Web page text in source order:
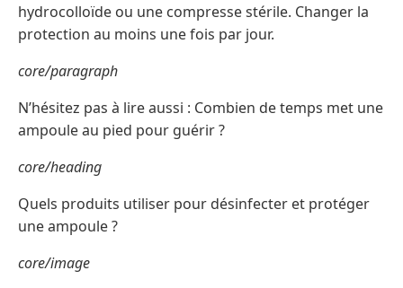
hydrocolloïde ou une compresse stérile. Changer la
protection au moins une fois par jour.
core/paragraph
N’hésitez pas à lire aussi : Combien de temps met une
ampoule au pied pour guérir ?
core/heading
Quels produits utiliser pour désinfecter et protéger
une ampoule ?
core/image